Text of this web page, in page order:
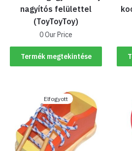
nagyítós felülettel
(ToyToyToy)
0 Our Price
Termék megtekintése
Elfogyott